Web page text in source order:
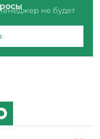
не будет